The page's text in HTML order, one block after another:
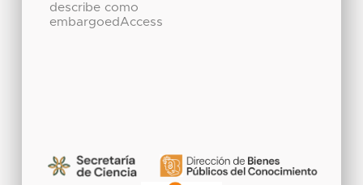
describe como
embargoedAccess